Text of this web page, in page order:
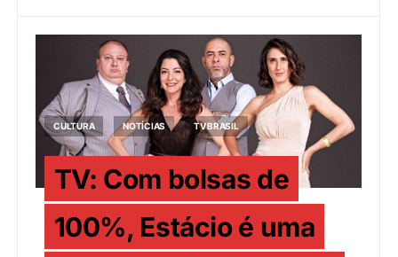
CULTURA NOTÍCIAS TV BRASIL
TV: Com bolsas de
100%, Estácio é uma